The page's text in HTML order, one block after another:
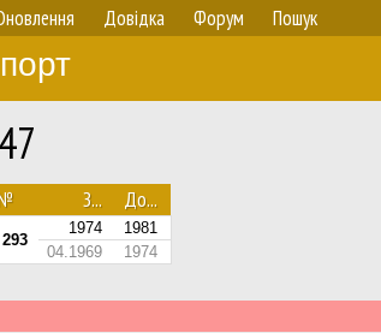
Довідка Форум Пошук
З... До...
1974 1981
04.1969 1974